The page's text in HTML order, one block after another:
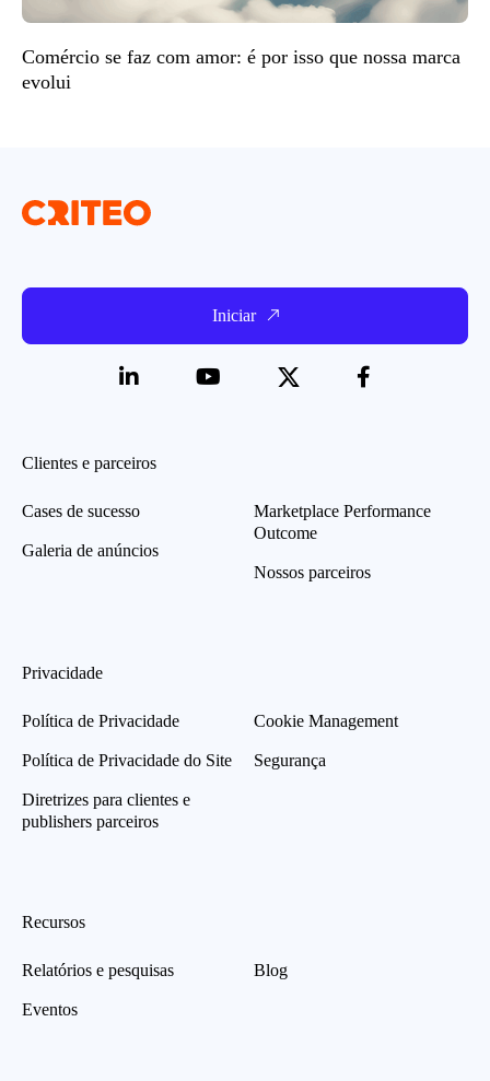
Comércio se faz com amor: é por isso que nossa marca
evolui
Iniciar
Clientes e parceiros
Cases de sucesso
Galeria de anúncios
Marketplace Performance
Outcome
Nossos parceiros
Privacidade
Política de Privacidade
Política de Privacidade do Site
Diretrizes para clientes e
publishers parceiros
Cookie Management
Segurança
Recursos
Relatórios e pesquisas
Eventos
Blog